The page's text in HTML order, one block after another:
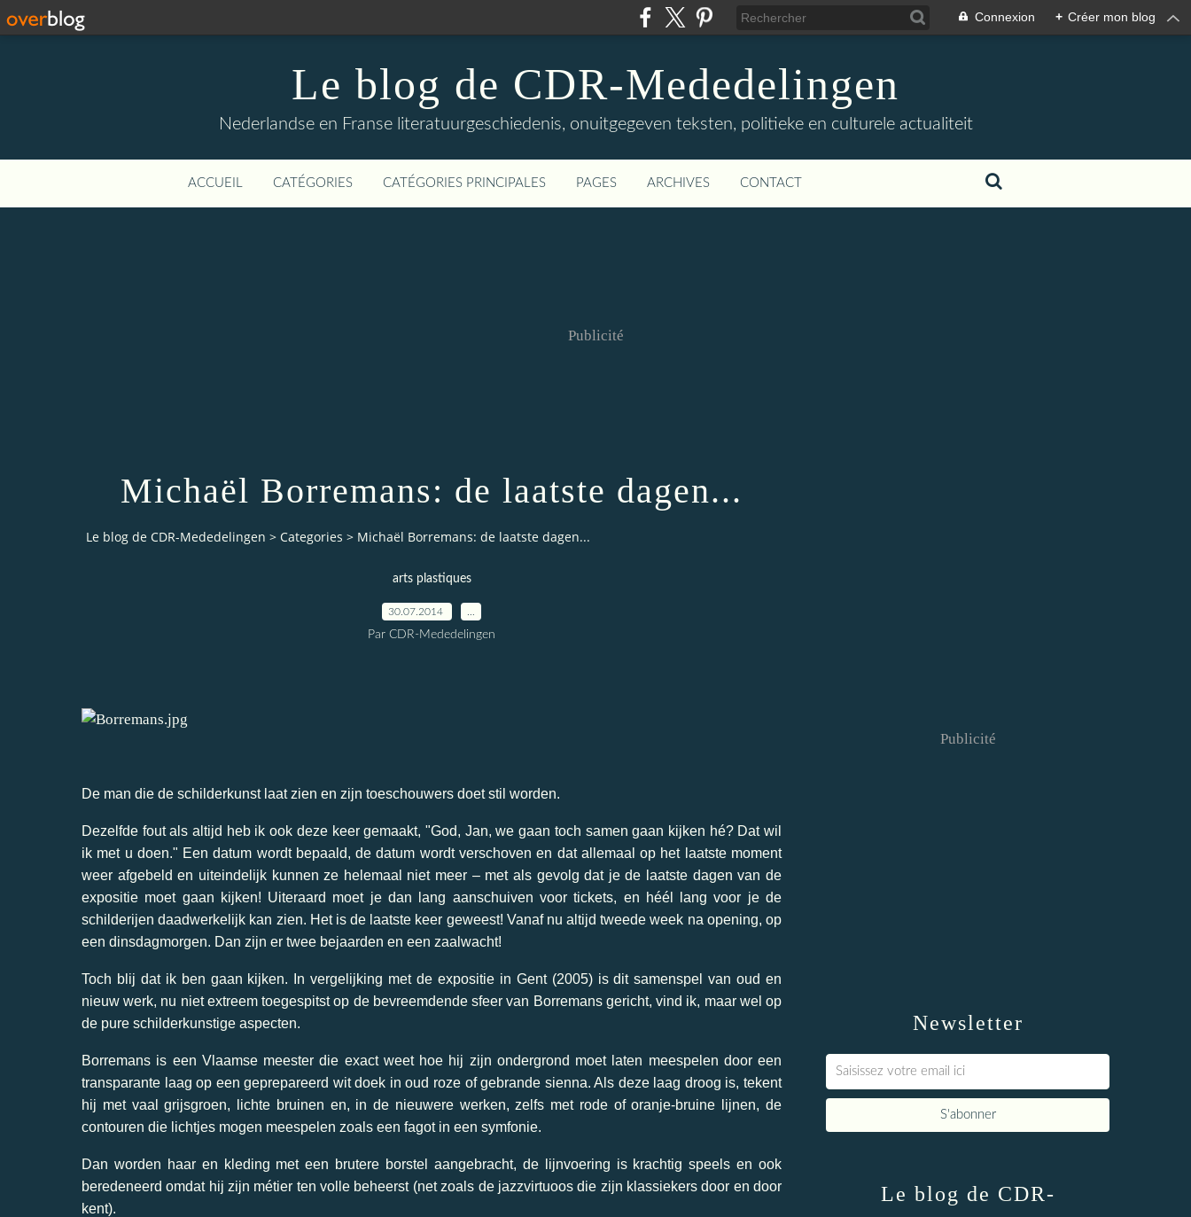
Connexion + Créer mon blog
Le blog de CDR-Mededelingen
Nederlandse en Franse literatuurgeschiedenis, onuitgegeven teksten, politieke en culturele actualiteit
ACCUEIL CATÉGORIES CATÉGORIES PRINCIPALES PAGES ARCHIVES CONTACT
Publicité
Michaël Borremans: de laatste dagen...
Le blog de CDR-Mededelingen > Categories > Michaël Borremans: de laatste dagen...
arts plastiques
30.07.2014
Par CDR-Mededelingen
De man die de schilderkunst laat zien en zijn toeschouwers doet stil worden.
Dezelfde fout als altijd heb ik ook deze keer gemaakt, "God, Jan, we gaan toch samen gaan kijken hé? Dat wil
ik met u doen." Een datum wordt bepaald, de datum wordt verschoven en dat allemaal op het laatste moment
weer afgebeld en uiteindelijk kunnen ze helemaal niet meer – met als gevolg dat je de laatste dagen van de
expositie moet gaan kijken! Uiteraard moet je dan lang aanschuiven voor tickets, en héél lang voor je de
schilderijen daadwerkelijk kan zien. Het is de laatste keer geweest! Vanaf nu altijd tweede week na opening, op
een dinsdagmorgen. Dan zijn er twee bejaarden en een zaalwacht!
Toch blij dat ik ben gaan kijken. In vergelijking met de expositie in Gent (2005) is dit samenspel van oud en
nieuw werk, nu niet extreem toegespitst op de bevreemdende sfeer van Borremans gericht, vind ik, maar wel op
de pure schilderkunstige aspecten.
Borremans is een Vlaamse meester die exact weet hoe hij zijn ondergrond moet laten meespelen door een
transparante laag op een geprepareerd wit doek in oud roze of gebrande sienna. Als deze laag droog is, tekent
hij met vaal grijsgroen, lichte bruinen en, in de nieuwere werken, zelfs met rode of oranje-bruine lijnen, de
contouren die lichtjes mogen meespelen zoals een fagot in een symfonie.
Dan worden haar en kleding met een brutere borstel aangebracht, de lijnvoering is krachtig speels en ook
beredeneerd omdat hij zijn métier ten volle beheerst (net zoals de jazzvirtuoos die zijn klassiekers door en door
kent).
Newsletter
Publicité
Le blog de CDR-